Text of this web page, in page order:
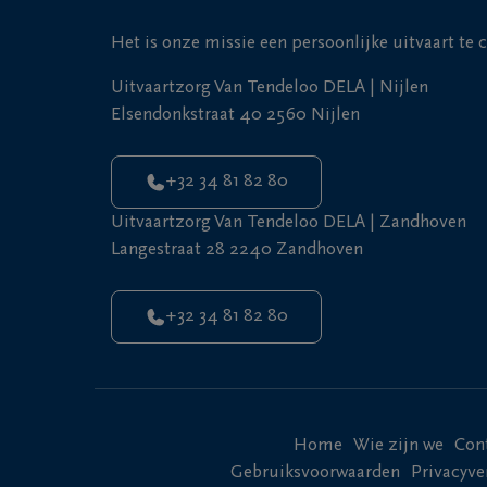
Bijgevolg heelt tijd
Ook kan rouw
omgeving). Ook kan
overtuigingen.
Lees meer over de
Het is onze missie een persoonlijke uitvaart te
Uitvaartzorg Van Tendeloo DELA | Nijlen
Elsendonkstraat 40 2560 Nijlen
+32 34 81 82 80
Uitvaartzorg Van Tendeloo DELA | Zandhoven
Langestraat 28 2240 Zandhoven
+32 34 81 82 80
Home Wie zijn we
Gebruiksvoorwaarden